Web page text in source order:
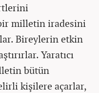
milletin iradesini
Bireylerin etkin
Yaratıcı
bütün
kişilere açarlar,